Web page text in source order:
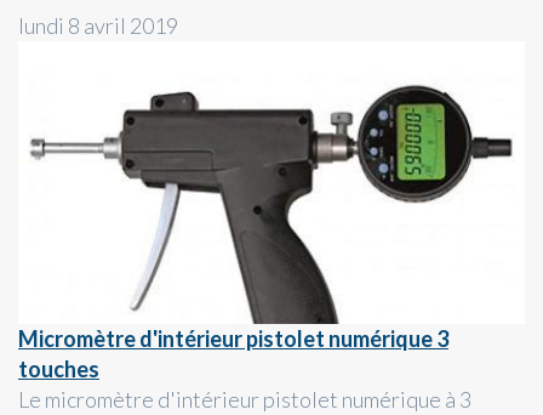
lundi 8 avril 2019
Micromètre d'intérieur pistolet numérique 3
touches
Le micromètre d'intérieur pistolet numérique à 3